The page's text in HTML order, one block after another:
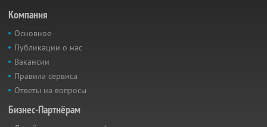
Компания
Основное
Публикации о нас
Вакансии
Правила сервиса
Ответы на вопросы
Бизнес-Партнёрам